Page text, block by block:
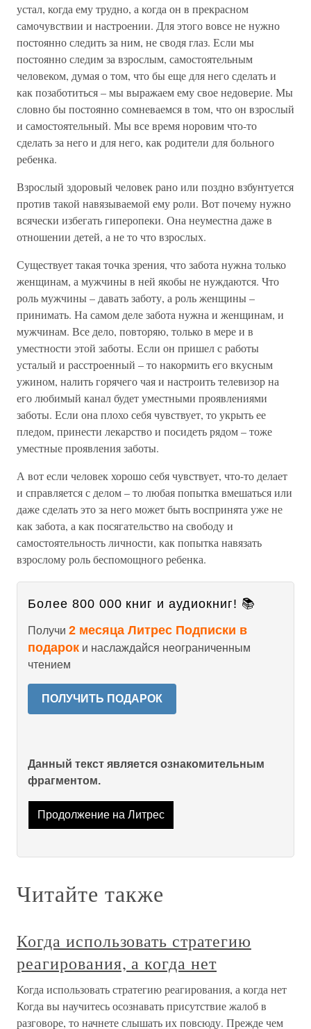
устал, когда ему трудно, а когда он в прекрасном
самочувствии и настроении. Для этого вовсе не нужно
постоянно следить за ним, не сводя глаз. Если мы
постоянно следим за взрослым, самостоятельным
человеком, думая о том, что бы еще для него сделать и
как позаботиться – мы выражаем ему свое недоверие. Мы
словно бы постоянно сомневаемся в том, что он взрослый
и самостоятельный. Мы все время норовим что-то
сделать за него и для него, как родители для больного
ребенка.
Взрослый здоровый человек рано или поздно взбунтуется
против такой навязываемой ему роли. Вот почему нужно
всячески избегать гиперопеки. Она неуместна даже в
отношении детей, а не то что взрослых.
Существует такая точка зрения, что забота нужна только
женщинам, а мужчины в ней якобы не нуждаются. Что
роль мужчины – давать заботу, а роль женщины –
принимать. На самом деле забота нужна и женщинам, и
мужчинам. Все дело, повторяю, только в мере и в
уместности этой заботы. Если он пришел с работы
усталый и расстроенный – то накормить его вкусным
ужином, налить горячего чая и настроить телевизор на
его любимый канал будет уместными проявлениями
заботы. Если она плохо себя чувствует, то укрыть ее
пледом, принести лекарство и посидеть рядом – тоже
уместные проявления заботы.
А вот если человек хорошо себя чувствует, что-то делает
и справляется с делом – то любая попытка вмешаться или
даже сделать это за него может быть воспринята уже не
как забота, а как посягательство на свободу и
самостоятельность личности, как попытка навязать
взрослому роль беспомощного ребенка.
Более 800 000 книг и аудиокниг! 📚
Получи 2 месяца Литрес Подписки в
подарок и наслаждайся неограниченным
чтением
ПОЛУЧИТЬ ПОДАРОК
Данный текст является ознакомительным
фрагментом.
Продолжение на Литрес
Читайте также
Когда использовать стратегию
реагирования, а когда нет
Когда использовать стратегию реагирования, а когда нет
Когда вы научитесь осознавать присутствие жалоб в
разговоре, то начнете слышать их повсюду. Прежде чем